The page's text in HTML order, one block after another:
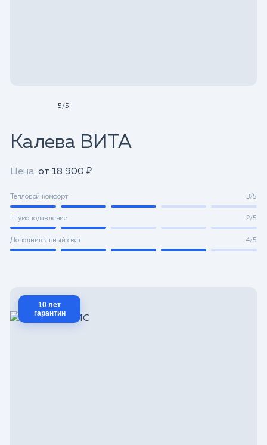
5/5
Калева ВИТА
Цена: от 18 900 ₽
Тепловой комфорт 3/5
Шумоподавление 2/5
Дополнительный свет 4/5
10 лет
гарантии